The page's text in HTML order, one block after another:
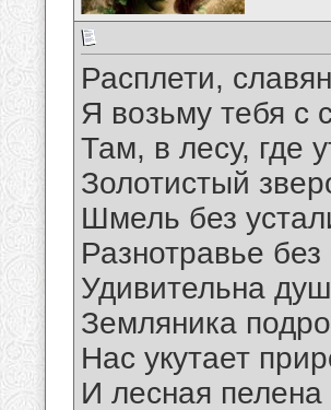
Расплети,
Я возьму тебя с
Там, в лесу, где
Золотистый
Шмель без
Разнотравье без
Удивительна
Земляника
Нас укутает
И лесная пелена